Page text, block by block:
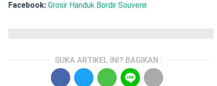
Facebook: Grosir Handuk Bordir Souvenir
SUKA ARTIKEL INI? BAGIKAN :